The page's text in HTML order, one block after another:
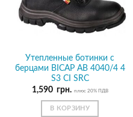
Утепленные ботинки с
берцами BICAP AB 4040/4 4
S3 CI SRC
1,590 грн. плюс 20% ПДВ
В КОРЗИНУ